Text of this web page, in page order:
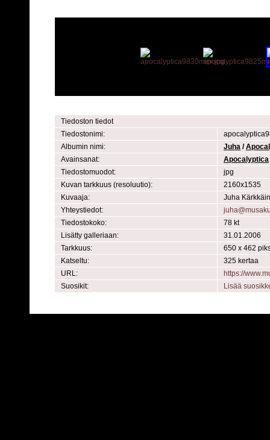
Tiedoston tiedot
Tiedostonimi:
Albumin nimi:
Juha /
Avainsanat:
Apocalyptica
Tiedostomuodot:
jpg
Kuvan tarkkuus (resoluutio):
2160x1535
Kuvaaja:
Juha
Yhteystiedot:
Tiedostokoko:
78 kt
Lisätty galleriaan:
31.01.2006
Tarkkuus:
650 x 462
Katseltu:
325 kertaa
URL:
https://
Suosikit:
Lisää